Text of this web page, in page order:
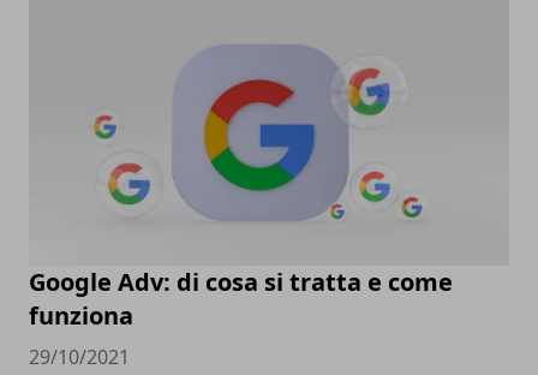
Google Adv: di cosa si tratta e come
funziona
29/10/2021